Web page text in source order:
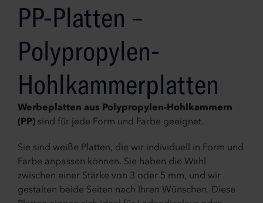
PP-Platten –
Polypropylen-
Hohlkammerplatten
Werbeplatten aus Polypropylen-Hohlkammern
(PP) sind für jede Form und Farbe geeignet.
Sie sind weiße Platten, die wir individuell in Form und
Farbe anpassen können. Sie haben die Wahl
zwischen einer Stärke von 3 oder 5 mm, und wir
gestalten beide Seiten nach Ihren Wünschen. Diese